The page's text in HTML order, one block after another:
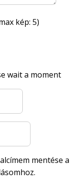
kép: 5)
wait a moment
mentése a